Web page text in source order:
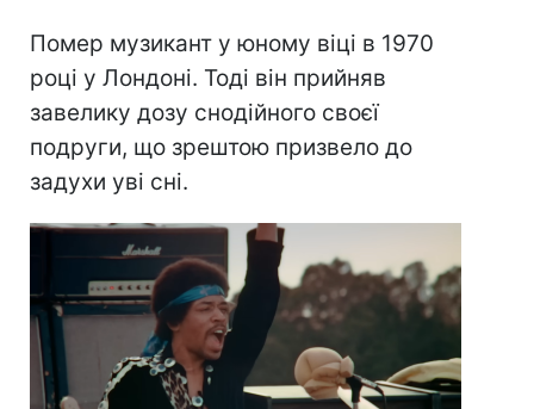
Помер музикант у юному віці в 1970
році у Лондоні. Тоді він прийняв
завелику дозу снодійного своєї
подруги, що зрештою призвело до
задухи уві сні.